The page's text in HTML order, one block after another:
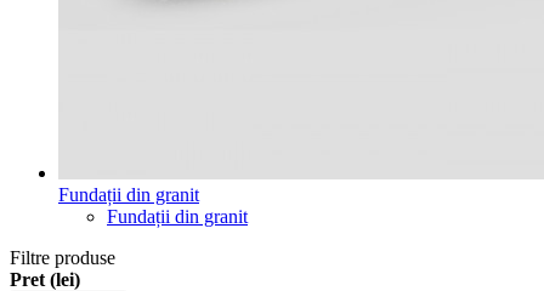
Fundații din granit
Fundații din granit
Filtre produse
Pret (lei)